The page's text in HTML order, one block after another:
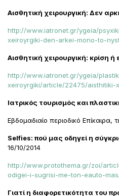
Αισθητική χειρουργική: Δεν
http://www.iatronet.gr/ygeia/
xeiroyrgiki-den-arkei-mono-to-
Αισθητική χειρουργική: κρίση ή
http://www.iatronet.gr/ygeia/
xeiroyrgiki/article/22475/aisthitiki-
Ιατρικός τουρισμός και
Εβδομαδιαίο περιοδικό Επίκαιρα,
Selfies: πού μας οδηγεί η
16/10/2014
http://www.protothema.gr/zoi/
odigei-i-sugrisi-me-ton-eauto-
Γιατί η διαφορετικότητα του